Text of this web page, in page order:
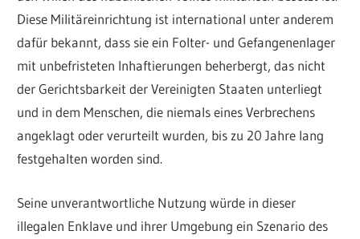
Diese Militäreinrichtung ist international unter anderem
dafür bekannt, dass sie ein Folter- und Gefangenenlager
mit unbefristeten Inhaftierungen beherbergt, das nicht
der Gerichtsbarkeit der Vereinigten Staaten unterliegt
und in dem Menschen, die niemals eines Verbrechens
angeklagt oder verurteilt wurden, bis zu 20 Jahre lang
festgehalten worden sind.
Seine unverantwortliche Nutzung würde in dieser
illegalen Enklave und ihrer Umgebung ein Szenario des